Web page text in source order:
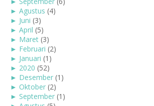
► Agustus (4)
► Juni (3)
► April (5)
► Maret (3)
► Februari (2)
► Januari (1)
► 2020 (52)
► Desember (1)
► Oktober (2)
► September (1)